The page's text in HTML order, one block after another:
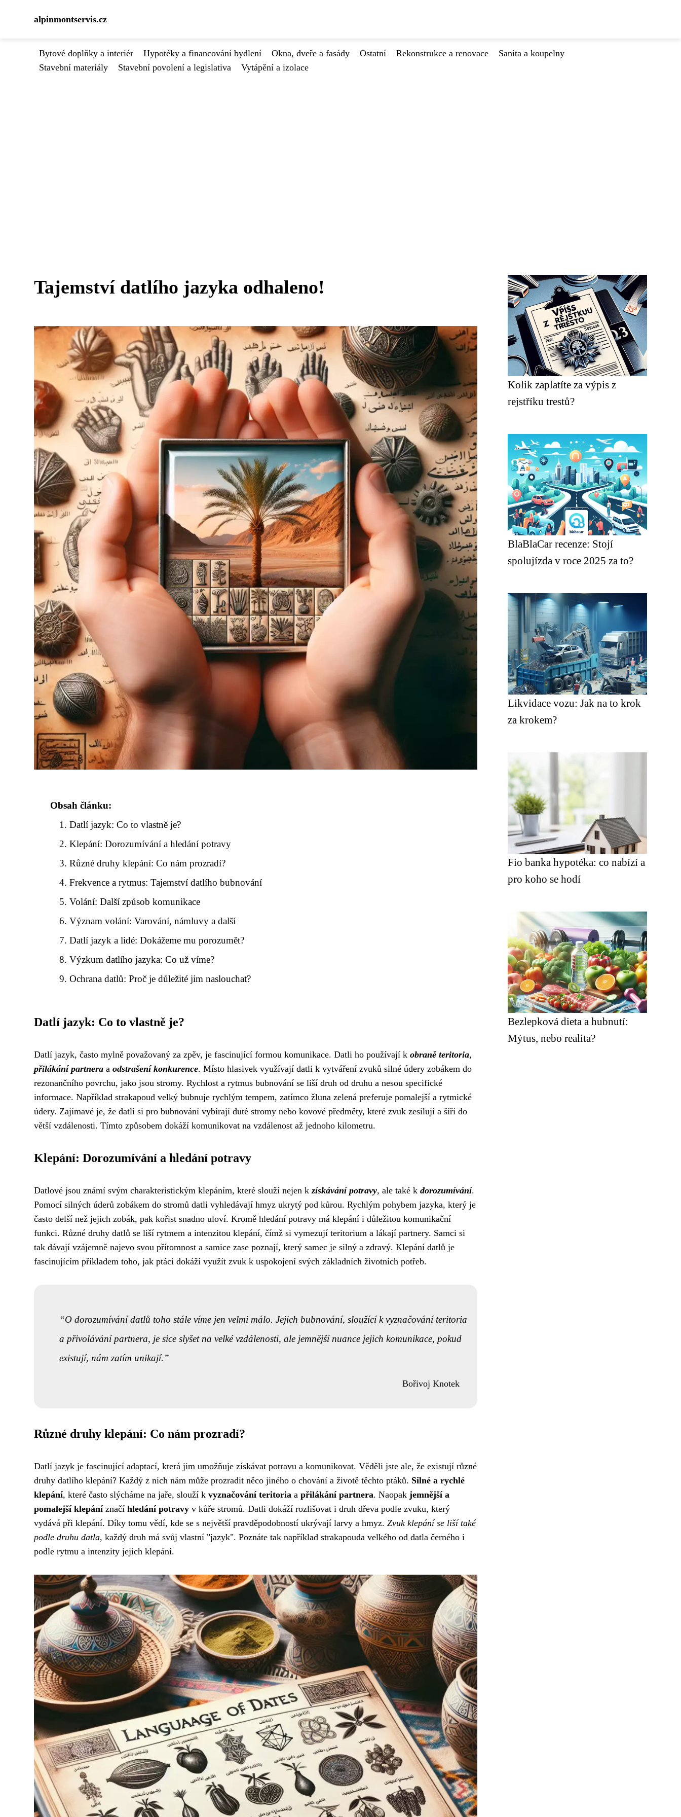
alpinmontservis.cz
Bytové doplňky a interiér Hypotéky a financování bydlení Okna, dveře a fasády Ostatní Rekonstrukce a renovace
Sanita a koupelny
Stavební materiály
Stavební povolení a legislativa Vytápění a izolace
Tajemství datlího jazyka odhaleno!
Obsah článku:
Datlí jazyk: Co to vlastně je?
Klepání: Dorozumívání a hledání potravy
Různé druhy klepání: Co nám prozradí?
Frekvence a rytmus: Tajemství datlího bubnování
Volání: Další způsob komunikace
Význam volání: Varování, námluvy a další
Datlí jazyk a lidé: Dokážeme mu porozumět?
Výzkum datlího jazyka: Co už víme?
Ochrana datlů: Proč je důležité jim naslouchat?
Datlí jazyk: Co to vlastně je?
Datlí jazyk, často mylně považovaný za zpěv, je fascinující formou komunikace. Datli ho používají k obraně teritoria,
přilákání partnera a odstrašení konkurence. Místo hlasivek využívají datli k vytváření zvuků silné údery zobákem do
rezonančního povrchu, jako jsou stromy. Rychlost a rytmus bubnování se liší druh od druhu a nesou specifické
informace. Například strakapoud velký bubnuje rychlým tempem, zatímco žluna zelená preferuje pomalejší a rytmické
údery. Zajímavé je, že datli si pro bubnování vybírají duté stromy nebo kovové předměty, které zvuk zesilují a šíří do
větší vzdálenosti. Tímto způsobem dokáží komunikovat na vzdálenost až jednoho kilometru.
Klepání: Dorozumívání a hledání potravy
Datlové jsou známí svým charakteristickým klepáním, které slouží nejen kzískávání potravy, ale také k dorozumívání.
Pomocí silných úderů zobákem do stromů datli vyhledávají hmyz ukrytý pod kůrou. Rychlým pohybem jazyka, který je
často delší než jejich zobák, pak kořist snadno uloví. Kromě hledání potravy má klepání i důležitou komunikační
funkci. Různé druhy datlů se liší rytmem a intenzitou klepání, čímž si vymezují teritorium a lákají partnery. Samci si
tak dávají vzájemně najevo svou přítomnost a samice zase poznají, který samec je silný a zdravý. Klepání datlů je
fascinujícím příkladem toho, jak ptáci dokáží využít zvuk k uspokojení svých základních životních potřeb.
O dorozumívání datlů toho stále víme jen velmi málo. Jejich bubnování, sloužící k vyznačování teritoria
a přivolávání partnera, je sice slyšet na velké vzdálenosti, ale jemnější nuance jejich komunikace, pokud
existují, nám zatím unikají.
Bořivoj Knotek
Různé druhy klepání: Co nám prozradí?
Datlí jazyk je fascinující adaptací, která jim umožňuje získávat potravu a komunikovat. Věděli jste ale, že existují různé
druhy datlího klepání? Každý z nich nám může prozradit něco jiného o chování a životě těchto ptáků. Silné a rychlé
klepání, které často slýcháme na jaře, slouží k vyznačování teritoria a přilákání partnera. Naopak jemnější a
pomalejší klepáníznačí hledání potravy v kůře stromů. Datli dokáží rozlišovat i druh dřeva podle zvuku, který
vydává při klepání. Díky tomu vědí, kde se s největší pravděpodobností ukrývají larvy a hmyz. Zvuk klepání se liší také
podle druhu datla, každý druh má svůj vlastní "jazyk". Poznáte tak například strakapouda velkého od datla černého i
podle rytmu a intenzity jejich klepání.
Kolik zaplatíte za výpis z
rejstříku trestů?
BlaBlaCar recenze: Stojí
spolujízda v roce 2025 za to?
Likvidace vozu: Jak na to krok
za krokem?
Fio banka hypotéka: co nabízí a
pro koho se hodí
Bezlepková dieta a hubnutí:
Mýtus, nebo realita?